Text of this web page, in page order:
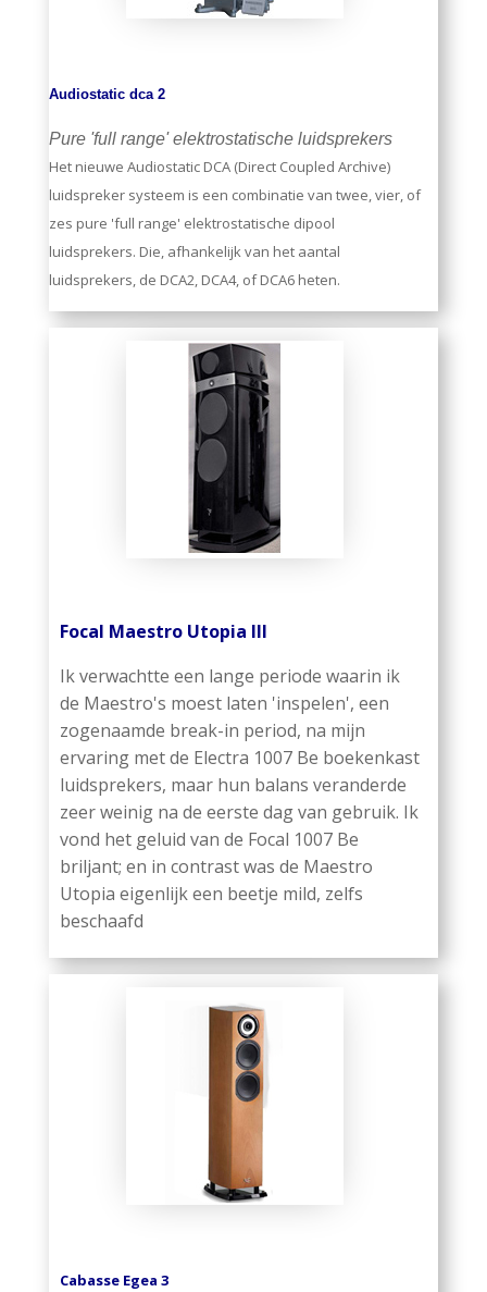
Audiostatic dca 2
Pure 'full range' elektrostatische luidsprekers
Het nieuwe Audiostatic DCA (Direct Coupled Archive)
luidspreker systeem is een combinatie van twee, vier, of
zes pure 'full range' elektrostatische dipool
luidsprekers. Die, afhankelijk van het aantal
luidsprekers, de DCA2, DCA4, of DCA6 heten.
Focal Maestro Utopia III
Ik verwachtte een lange periode waarin ik
de Maestro's moest laten 'inspelen', een
zogenaamde break-in period, na mijn
ervaring met de Electra 1007 Be boekenkast
luidsprekers, maar hun balans veranderde
zeer weinig na de eerste dag van gebruik. Ik
vond het geluid van de Focal 1007 Be
briljant; en in contrast was de Maestro
Utopia eigenlijk een beetje mild, zelfs
beschaafd
Cabasse Egea 3